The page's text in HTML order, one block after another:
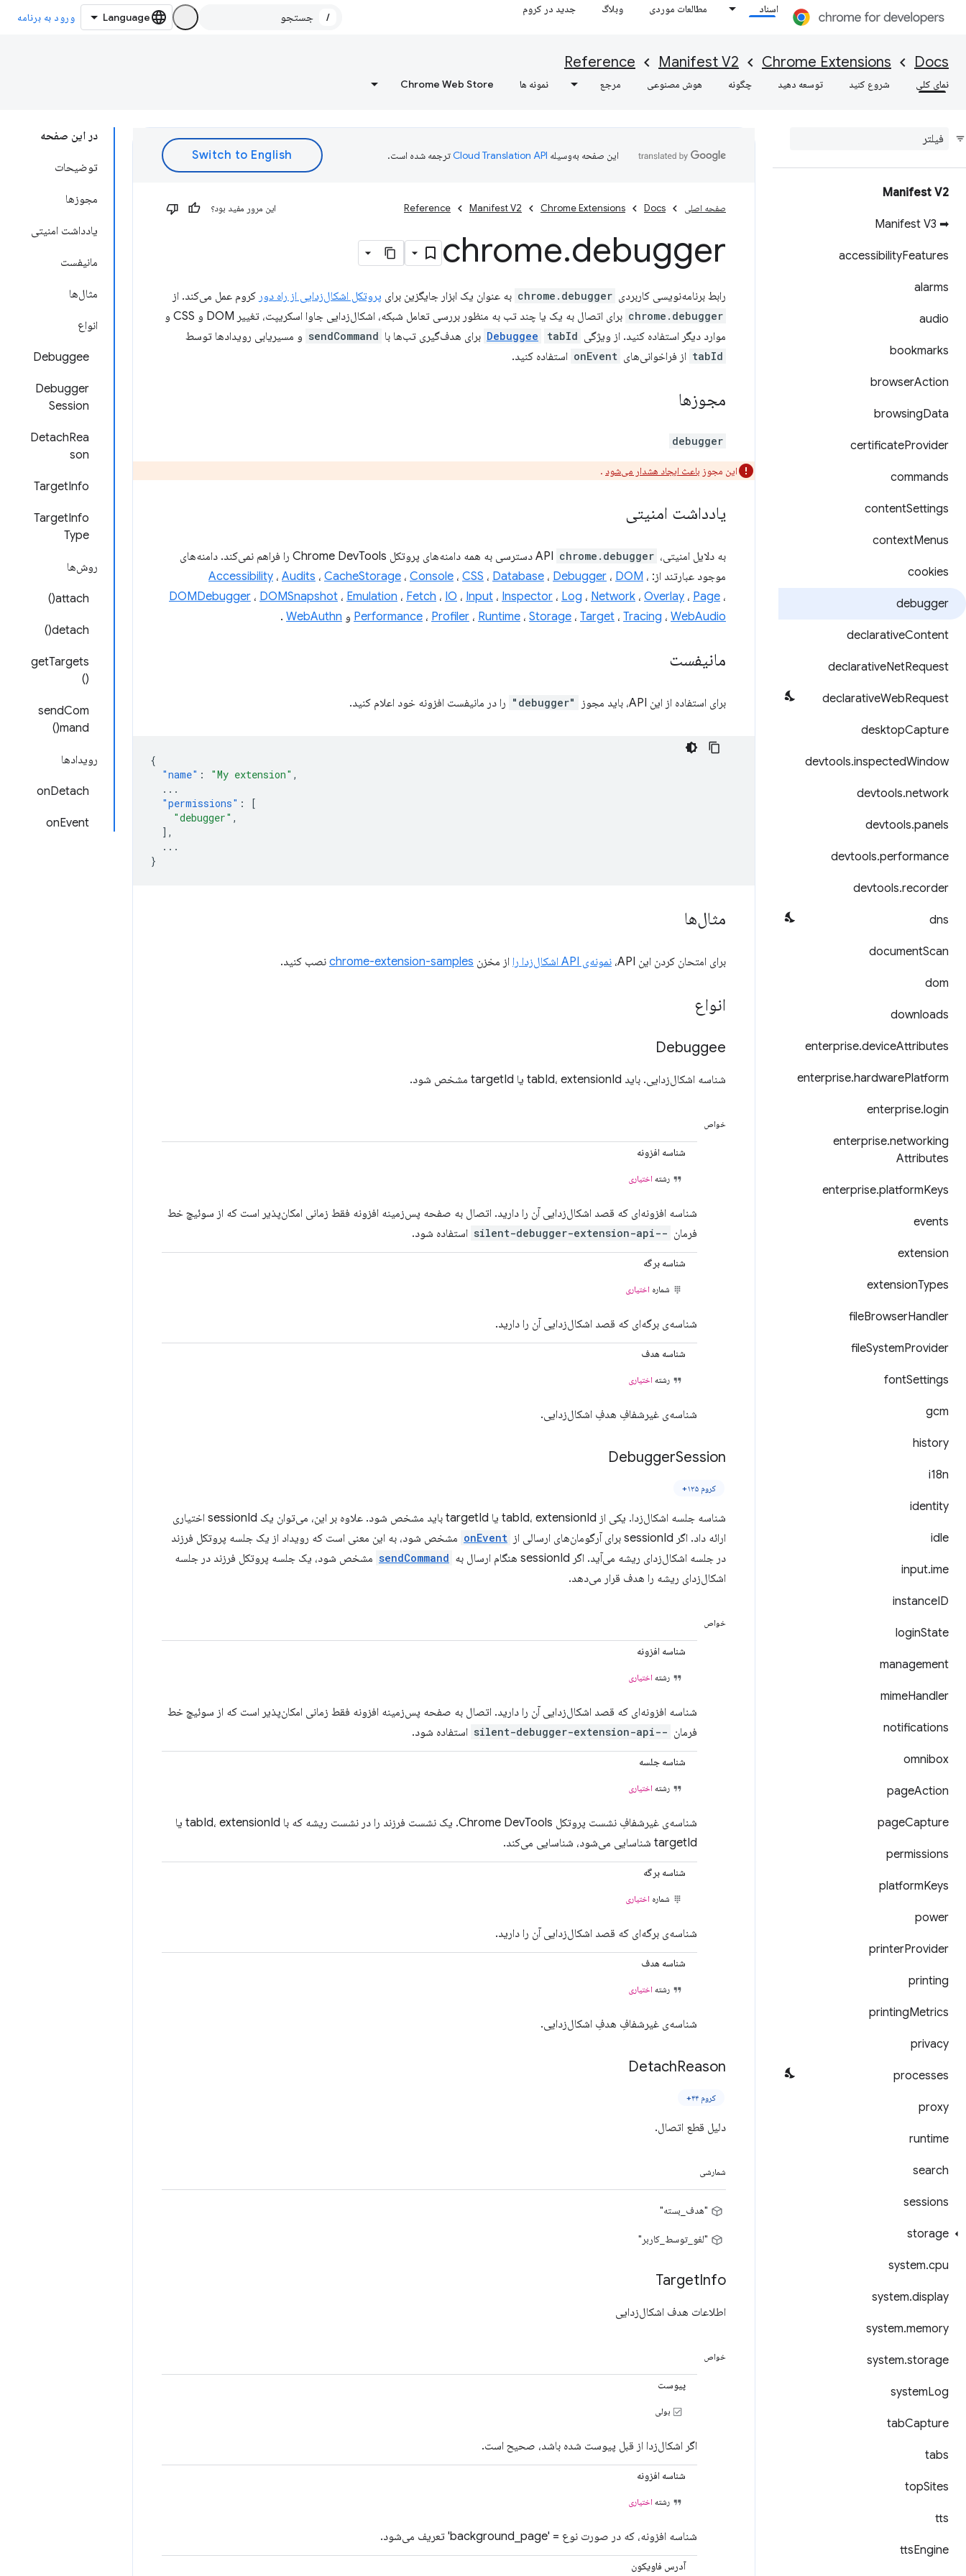
اسناد مطالعات موردی وبلاگ جدید در کروم
/ ورود به برنامه
Docs
Chrome Extensions
Manifest V2
Reference
نمای کلی شروع کنید توسعه دهید چگونه هوش مصنوعی مرجع نمونه ها Chrome Web Store
Manifest V2
➡ Manifest V3
accessibilityFeatures
alarms
audio
bookmarks
browserAction
browsingData
certificateProvider
commands
contentSettings
contextMenus
cookies
debugger
declarativeContent
declarativeNetRequest
declarativeWebRequest
desktopCapture
devtools.inspectedWindow
devtools.network
devtools.panels
devtools.performance
devtools.recorder
dns
documentScan
dom
downloads
enterprise.deviceAttributes
enterprise.hardwarePlatform
enterprise.login
enterprise.networking
Attributes
enterprise.platformKeys
events
extension
extensionTypes
fileBrowserHandler
fileSystemProvider
fontSettings
gcm
history
i18n
identity
idle
input.ime
instanceID
loginState
management
mimeHandler
notifications
omnibox
pageAction
pageCapture
permissions
platformKeys
power
printerProvider
printing
printingMetrics
privacy
processes
proxy
runtime
search
sessions
storage
system.cpu
system.display
system.memory
system.storage
systemLog
tabCapture
tabs
topSites
tts
ttsEngine
در این صفحه
توضیحات
مجوزها
یادداشت امنیتی
مانیفست
مثال‌ها
انواع
Debuggee
Debugger
Session
DetachRea
son
TargetInfo
TargetInfo
Type
روش‌ها
attach()
detach()
getTargets
()
sendCom
mand()
رویدادها
onDetach
onEvent
این صفحه به‌وسیله ترجمه شده است.
صفحه اصلی Docs
Chrome Extensions
Manifest V2
Reference این مرور مفید بود؟
chrome.debugger
رابط برنامه‌نویسی کاربردی chrome.debugger به عنوان یک ابزار جایگزین برای پروتکل اشکال‌زدایی از راه دور کروم عمل می‌کند. از
chrome.debugger
برای اتصال به یک یا چند تب به منظور بررسی تعامل شبکه، اشکال‌زدایی جاوا اسکریپت، تغییر DOM و CSS و
موارد دیگر استفاده کنید. از ویژگی
Debuggee tabId برای هدف‌گیری تب‌ها با sendCommand و مسیریابی رویدادها توسط
tabId از فراخوانی‌های onEvent استفاده کنید.
مجوزها
debugger
این مجوز باعث ایجاد هشدار می‌شود .
یادداشت امنیتی
به دلایل امنیتی، API chrome.debugger
دسترسی به همه دامنه‌های پروتکل Chrome DevTools را فراهم نمی‌کند. دامنه‌های
موجود عبارتند از:
Accessibility ، Audits ، CacheStorage ، Console ، CSS ، Database ، Debugger ، DOM ،
DOMDebugger ، DOMSnapshot ، Emulation ، Fetch ، IO ، Input ، Inspector ، Log ، Network ، Overlay ، Page ،
Performance ، Profiler ، Runtime ، Storage ، Target ، Tracing ، WebAudio و WebAuthn
.
مانیفست
برای استفاده از این API، باید مجوز "debugger" را در مانیفست افزونه خود اعلام کنید.
{
"name" : "My extension" ,
...
"permissions" :
[
"debugger" ,
],
...
}
مثال‌ها
برای امتحان کردن این API، نمونه‌ی API اشکال‌زدا را از مخزن chrome-extension-samples نصب کنید.
انواع
Debuggee
شناسه اشکال‌زدایی. باید tabId، extensionId یا targetId مشخص شود.
خواص
شناسه افزونه
رشته اختیاری
شناسه افزونه‌ای که قصد اشکال‌زدایی آن را دارید. اتصال به صفحه پس‌زمینه افزونه فقط زمانی امکان‌پذیر است که از سوئیچ خط
فرمان --silent-debugger-extension-api استفاده شود.
شناسه برگه
شماره اختیاری
شناسه‌ی برگه‌ای که قصد اشکال‌زدایی آن را دارید.
شناسه هدف
رشته اختیاری
شناسه‌ی غیرشفافِ هدفِ اشکال‌زدایی.
DebuggerSession
کروم ۱۲۵+
شناسه جلسه اشکال‌زدا. یکی از tabId، extensionId یا targetId باید مشخص شود. علاوه بر این، می‌توان یک sessionId اختیاری
ارائه داد. اگر sessionId برای آرگومان‌های ارسالی از
onEvent مشخص شود، به این معنی است که رویداد از یک جلسه پروتکل فرزند
در جلسه اشکال‌زدای ریشه می‌آید. اگر sessionId هنگام ارسال به
sendCommand مشخص شود، یک جلسه پروتکل فرزند در جلسه
اشکال‌زدای ریشه را هدف قرار می‌دهد.
خواص
شناسه افزونه
رشته اختیاری
شناسه افزونه‌ای که قصد اشکال‌زدایی آن را دارید. اتصال به صفحه پس‌زمینه افزونه فقط زمانی امکان‌پذیر است که از سوئیچ خط
فرمان --silent-debugger-extension-api استفاده شود.
شناسه جلسه
رشته اختیاری
شناسه‌ی غیرشفافِ نشست پروتکل Chrome DevTools. یک نشست فرزند را در نشست ریشه که با tabId، extensionId یا
targetId شناسایی می‌شود، شناسایی می‌کند.
شناسه برگه
شماره اختیاری
شناسه‌ی برگه‌ای که قصد اشکال‌زدایی آن را دارید.
شناسه هدف
رشته اختیاری
شناسه‌ی غیرشفافِ هدفِ اشکال‌زدایی.
DetachReason
کروم ۴۴+
دلیل قطع اتصال.
شمارشی
"هدف_بسته"
"لغو_توسط_کاربر"
TargetInfo
اطلاعات هدف اشکال‌زدایی
خواص
پیوست
بولی
اگر اشکال‌زدا از قبل پیوست شده باشد، صحیح است.
شناسه افزونه
رشته اختیاری
شناسه افزونه، که در صورت نوع = 'background_page' تعریف می‌شود.
آدرس فاویکون